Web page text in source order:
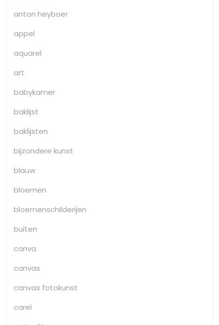
anton heyboer
appel
aquarel
art
babykamer
baklijst
baklijsten
bijzondere kunst
blauw
bloemen
bloemenschilderijen
buiten
canva
canvas
canvas fotokunst
carel